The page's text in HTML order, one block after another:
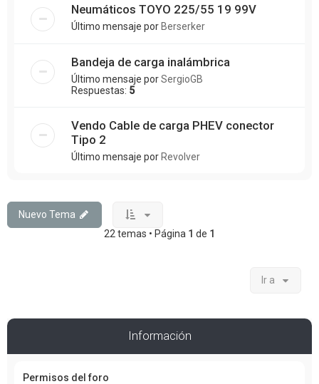
Neumáticos TOYO 225/55 19 99V
Último mensaje porBerserker
Bandeja de carga inalámbrica
Último mensaje porSergioGB
Respuestas: 5
Vendo Cable de carga PHEV conector
Tipo 2
Último mensaje porRevolver
Nuevo Tema
22 temas • Página 1 de 1
Ir a
Información
Permisos del foro